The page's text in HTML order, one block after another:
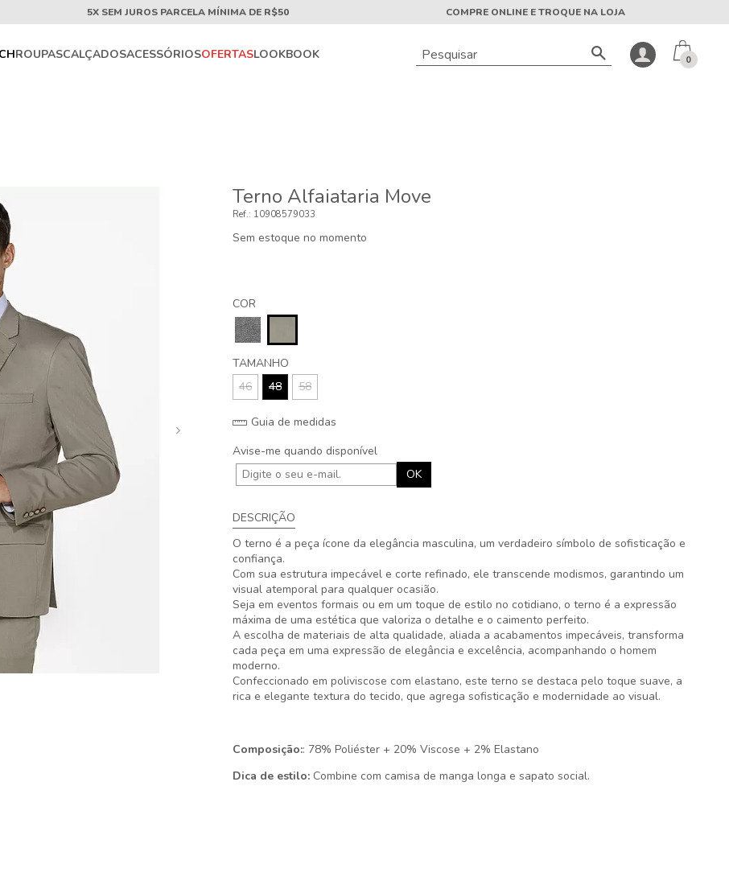
5X SEM JUROS PARCELA MÍNIMA DE R$50 COMPRE ONLINE E TROQUE NA LOJA
ROUPASCALÇADOSACESSÓRIOSOFERTASLOOKBOOK 0
Terno Alfaiataria Move
10908579033
Sem estoque no momento
COR
TAMANHO
46
48 58
Guia de medidas
Avise-me quando disponível
OK
DESCRIÇÃO
O terno é a peça ícone da elegância masculina, um verdadeiro símbolo de sofisticação e
confiança.
Com sua estrutura impecável e corte refinado, ele transcende modismos, garantindo um
visual atemporal para qualquer ocasião.
Seja em eventos formais ou em um toque de estilo no cotidiano, o terno é a expressão
máxima de uma estética que valoriza o detalhe e o caimento perfeito.
A escolha de materiais de alta qualidade, aliada a acabamentos impecáveis, transforma
cada peça em uma expressão de elegância e excelência, acompanhando o homem
moderno.
Confeccionado em poliviscose com elastano, este terno se destaca pelo toque suave, a
rica e elegante textura do tecido, que agrega sofisticação e modernidade ao visual.
Composição:: 78% Poliéster + 20% Viscose + 2% Elastano
Dica de estilo: Combine com camisa de manga longa e sapato social.